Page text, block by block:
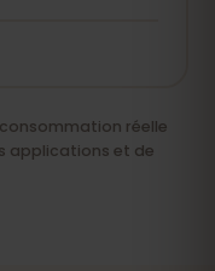
réelle
applications et de